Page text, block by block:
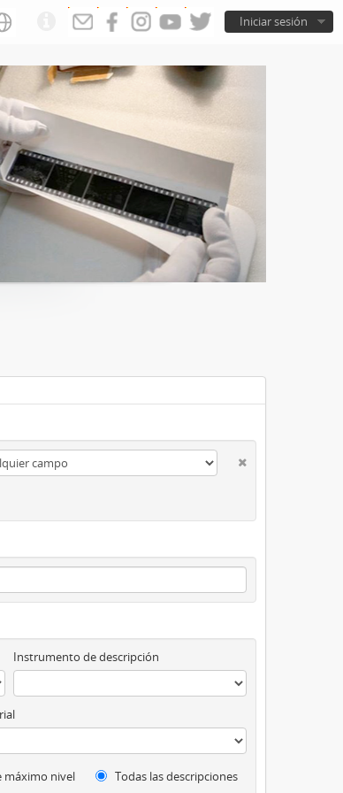
Iniciar sesión
Instrumento de descripción
máximo nivel Todas las descripciones